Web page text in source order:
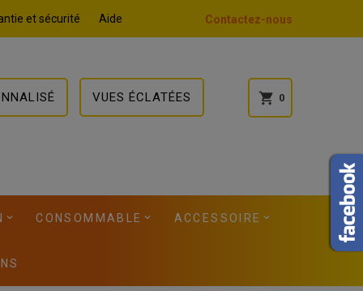
et sécurité Aide Contactez-nous
VUES ÉCLATÉES shopping_cart 0
CONSOMMABLE ACCESSOIRE